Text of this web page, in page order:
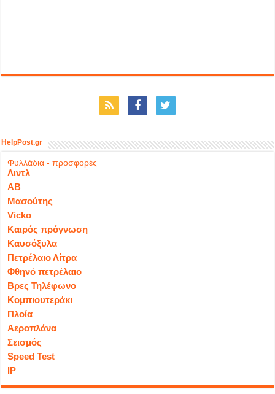
HelpPost.gr
Φυλλάδια - προσφορές
Λιντλ
ΑΒ
Μασούτης
Vicko
Καιρός πρόγνωση
Καυσόξυλα
Πετρέλαιο Λίτρα
Φθηνό πετρέλαιο
Βρες Τηλέφωνο
Κομπιουτεράκι
Πλοία
Αεροπλάνα
Σεισμός
Speed Test
IP